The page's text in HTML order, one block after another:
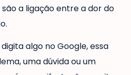
a ligação entre a dor do
algo no Google, essa
uma dúvida ou um